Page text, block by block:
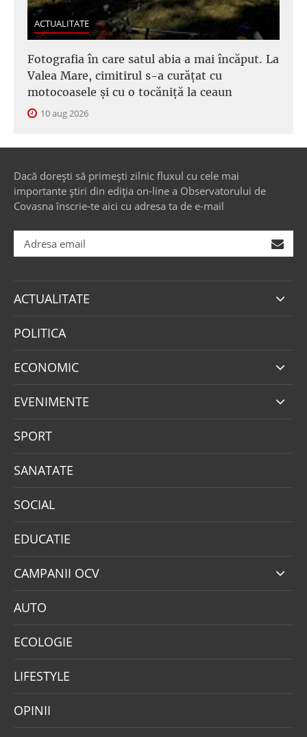
ACTUALITATE
Fotografia în care satul abia a mai încăput. La
Valea Mare, cimitirul s-a curățat cu
motocoasele și cu o tocăniță la ceaun
10 aug 2026
Dacă dorești să primești zilnic fluxul cu cele mai
importante știri din ediția on-line a Observatorului de
Covasna înscrie-te aici cu adresa ta de e-mail
ACTUALITATE
POLITICA
ECONOMIC
EVENIMENTE
SPORT
SANATATE
SOCIAL
EDUCATIE
CAMPANII OCV
AUTO
ECOLOGIE
LIFESTYLE
OPINII